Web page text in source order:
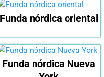
Funda nórdica oriental
Funda nórdica Nueva